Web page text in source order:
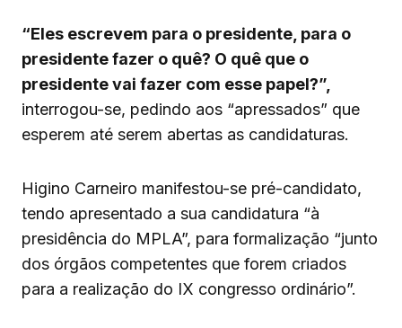
“Eles escrevem para o presidente, para o
presidente fazer o quê? O quê que o
presidente vai fazer com esse papel?”,
interrogou-se, pedindo aos “apressados” que
esperem até serem abertas as candidaturas.
Higino Carneiro manifestou-se pré-candidato,
tendo apresentado a sua candidatura “à
presidência do MPLA”, para formalização “junto
dos órgãos competentes que forem criados
para a realização do IX congresso ordinário”.